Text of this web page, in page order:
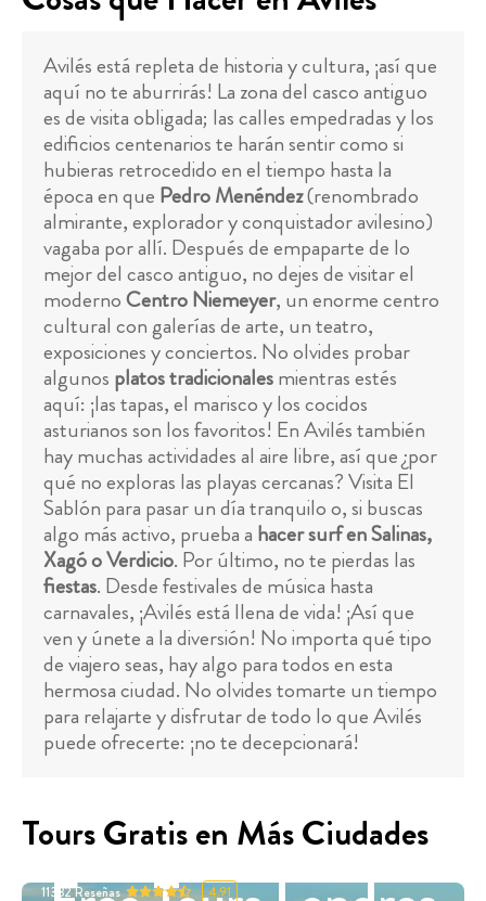
Avilés está repleta de historia y cultura, ¡así que
aquí no te aburrirás! La zona del casco antiguo
es de visita obligada; las calles empedradas y los
edificios centenarios te harán sentir como si
hubieras retrocedido en el tiempo hasta la
época en que Pedro Menéndez(renombrado
almirante, explorador y conquistador avilesino)
vagaba por allí. Después de empaparte de lo
mejor del casco antiguo, no dejes de visitar el
modernoCentro Niemeyer, un enorme centro
cultural con galerías de arte, un teatro,
exposiciones y conciertos. No olvides probar
algunos platos tradicionalesmientras estés
aquí: ¡las tapas, el marisco y los cocidos
asturianos son los favoritos! En Avilés también
hay muchas actividades al aire libre, así que ¿por
qué no exploras las playas cercanas? Visita El
Sablón para pasar un día tranquilo o, si buscas
algo más activo, prueba a hacer surf en Salinas,
Xagó o Verdicio. Por último, no te pierdas las
fiestas. Desde festivales de música hasta
carnavales, ¡Avilés está llena de vida! ¡Así que
ven y únete a la diversión! No importa qué tipo
de viajero seas, hay algo para todos en esta
hermosa ciudad. No olvides tomarte un tiempo
para relajarte y disfrutar de todo lo que Avilés
puede ofrecerte: ¡no te decepcionará!
Tours Gratis en Más Ciudades
11332Reseñas 4.91